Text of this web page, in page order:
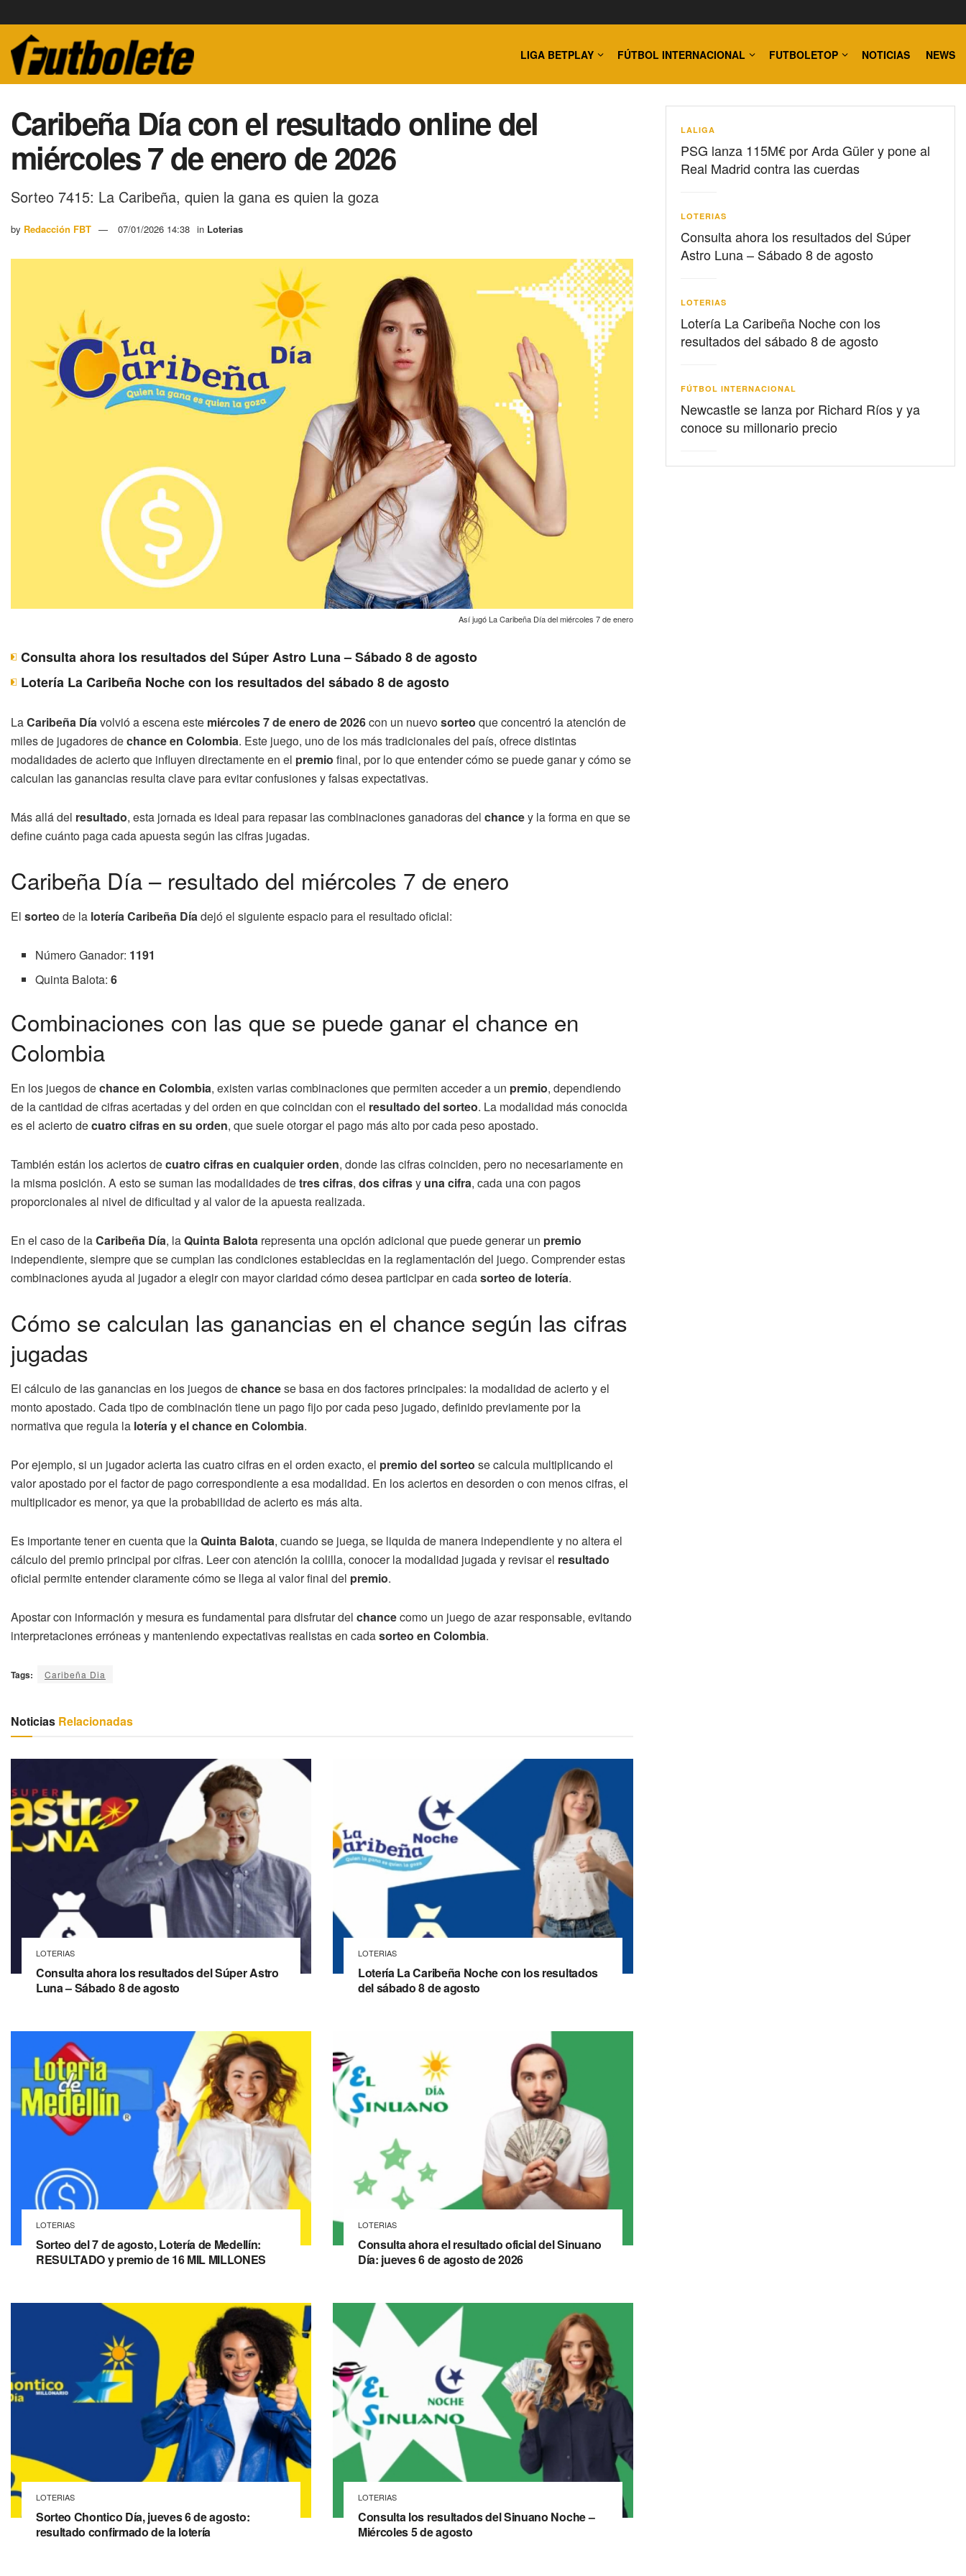
LIGA BETPLAY FÚTBOL INTERNACIONAL FUTBOLETOP NOTICIAS NEWS
Caribeña Día con el resultado online del
miércoles 7 de enero de 2026
Sorteo 7415: La Caribeña, quien la gana es quien la goza
by Redacción FBT 07/01/2026 14:38 in Loterias
Así jugó La Caribeña Día del miércoles 7 de enero
Consulta ahora los resultados del Súper Astro Luna – Sábado 8 de agosto
Lotería La Caribeña Noche con los resultados del sábado 8 de agosto
LaCaribeña Díavolvió a escena este miércoles 7 de enero de 2026con un nuevosorteo que concentró la atención de
miles de jugadores dechance en Colombia. Este juego, uno de los más tradicionales del país, ofrece distintas
modalidades de acierto que influyen directamente en el premio final, por lo que entender cómo se puede ganar y cómo se
calculan las ganancias resulta clave para evitar confusiones y falsas expectativas.
Más allá del resultado, esta jornada es ideal para repasar las combinaciones ganadoras del chancey la forma en que se
define cuánto paga cada apuesta según las cifras jugadas.
Caribeña Día – resultado del miércoles 7 de enero
El sorteo de la lotería Caribeña Día dejó el siguiente espacio para el resultado oficial:
Número Ganador: 1191
Quinta Balota:6
Combinaciones con las que se puede ganar el chance en
Colombia
En los juegos dechance en Colombia, existen varias combinaciones que permiten acceder a un premio, dependiendo
de la cantidad de cifras acertadas y del orden en que coincidan con el resultado del sorteo. La modalidad más conocida
es el acierto decuatro cifras en su orden, que suele otorgar el pago más alto por cada peso apostado.
También están los aciertos decuatro cifras en cualquier orden, donde las cifras coinciden, pero no necesariamente en
la misma posición. A esto se suman las modalidades detres cifras, dos cifrasy una cifra, cada una con pagos
proporcionales al nivel de dificultad y al valor de la apuesta realizada.
En el caso de laCaribeña Día, laQuinta Balota representa una opción adicional que puede generar un premio
independiente, siempre que se cumplan las condiciones establecidas en la reglamentación del juego. Comprender estas
combinaciones ayuda al jugador a elegir con mayor claridad cómo desea participar en cadasorteo de lotería.
Cómo se calculan las ganancias en el chance según las cifras
jugadas
El cálculo de las ganancias en los juegos dechancese basa en dos factores principales: la modalidad de acierto y el
monto apostado. Cada tipo de combinación tiene un pago fijo por cada peso jugado, definido previamente por la
normativa que regula la lotería y el chance en Colombia.
Por ejemplo, si un jugador acierta las cuatro cifras en el orden exacto, el premio del sorteo se calcula multiplicando el
valor apostado por el factor de pago correspondiente a esa modalidad. En los aciertos en desorden o con menos cifras, el
multiplicador es menor, ya que la probabilidad de acierto es más alta.
Es importante tener en cuenta que laQuinta Balota, cuando se juega, se liquida de manera independiente y no altera el
cálculo del premio principal por cifras. Leer con atención la colilla, conocer la modalidad jugada y revisar el resultado
oficial permite entender claramente cómo se llega al valor final del premio.
Apostar con información y mesura es fundamental para disfrutar del chancecomo un juego de azar responsable, evitando
interpretaciones erróneas y manteniendo expectativas realistas en cadasorteo en Colombia.
Tags: Caribeña Dia
Noticias Relacionadas
LOTERIAS
Consulta ahora los resultados del Súper Astro
Luna – Sábado 8 de agosto
LOTERIAS
Lotería La Caribeña Noche con los resultados
del sábado 8 de agosto
LOTERIAS
Sorteo del 7 de agosto, Lotería de Medellín:
RESULTADO y premio de 16 MIL MILLONES
LOTERIAS
Consulta ahora el resultado oficial del Sinuano
Día: jueves 6 de agosto de 2026
LOTERIAS
Sorteo Chontico Día, jueves 6 de agosto:
resultado confirmado de la lotería
LOTERIAS
Consulta los resultados del Sinuano Noche –
Miércoles 5 de agosto
LALIGA
PSG lanza 115M€ por Arda Güler y pone al
Real Madrid contra las cuerdas
LOTERIAS
Consulta ahora los resultados del Súper
Astro Luna – Sábado 8 de agosto
LOTERIAS
Lotería La Caribeña Noche con los
resultados del sábado 8 de agosto
FÚTBOL INTERNACIONAL
Newcastle se lanza por Richard Ríos y ya
conoce su millonario precio